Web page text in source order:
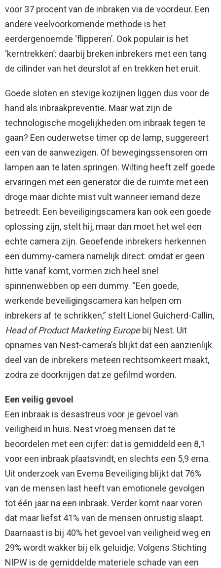
voor 37 procent van de inbraken via de voordeur. Een
andere veelvoorkomende methode is het
eerdergenoemde ‘flipperen’. Ook populair is het
‘kerntrekken’: daarbij breken inbrekers met een tang
de cilinder van het deurslot af en trekken het eruit.
Goede sloten en stevige kozijnen liggen dus voor de
hand als inbraakpreventie. Maar wat zijn de
technologische mogelijkheden om inbraak tegen te
gaan? Een ouderwetse timer op de lamp, suggereert
een van de aanwezigen. Of bewegingssensoren om
lampen aan te laten springen. Wilting heeft zelf goede
ervaringen met een generator die de ruimte met een
droge maar dichte mist vult wanneer iemand deze
betreedt. Een beveiligingscamera kan ook een goede
oplossing zijn, stelt hij, maar dan moet het wel een
echte camera zijn. Geoefende inbrekers herkennen
een dummy-camera namelijk direct: omdat er geen
hitte vanaf komt, vormen zich heel snel
spinnenwebben op een dummy. “Een goede,
werkende beveiligingscamera kan helpen om
inbrekers af te schrikken,” stelt Lionel Guicherd-Callin,
Head of Product Marketing Europebij Nest. Uit
opnames van Nest-camera’s blijkt dat een aanzienlijk
deel van de inbrekers meteen rechtsomkeert maakt,
zodra ze doorkrijgen dat ze gefilmd worden.
Een veilig gevoel
Een inbraak is desastreus voor je gevoel van
veiligheid in huis. Nest vroeg mensen dat te
beoordelen met een cijfer: dat is gemiddeld een 8,1
voor een inbraak plaatsvindt, en slechts een 5,9 erna.
Uit onderzoek van Evema Beveiliging blijkt dat 76%
van de mensen last heeft van emotionele gevolgen
tot één jaar na een inbraak. Verder komt naar voren
dat maar liefst 41% van de mensen onrustig slaapt.
Daarnaast is bij 40% het gevoel van veiligheid weg en
29% wordt wakker bij elk geluidje. Volgens Stichting
NIPW is de gemiddelde materiele schade van een